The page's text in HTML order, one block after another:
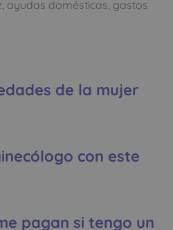
ayudas domésticas, gastos
de la mujer
con este
pagan si tengo un